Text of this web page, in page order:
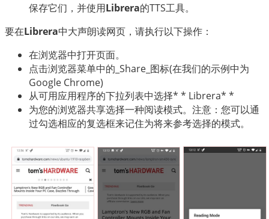
保存它们，并使用Librera的TTS工具。
要在Librera中大声朗读网页，请执行以下操作：
在浏览器中打开页面。
点击浏览器菜单中的_Share_图标(在我们的示例中为
Google Chrome)
从可用应用程序的下拉列表中选择* * Librera* *
为您的浏览器共享选择一种阅读模式。注意：您可以通
过勾选相应的复选框来记住为将来参考选择的模式。